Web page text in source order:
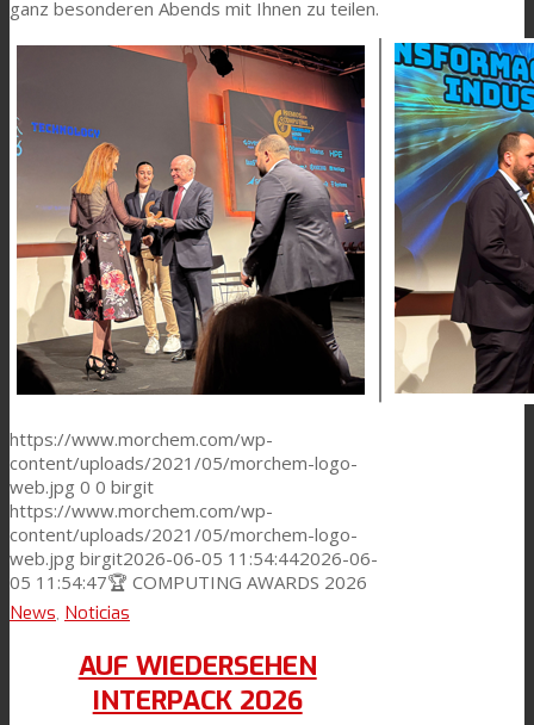
ganz besonderen Abends mit Ihnen zu teilen.
https://www.morchem.com/wp-
content/uploads/2021/05/morchem-logo-
web.jpg 0 0 birgit
https://www.morchem.com/wp-
content/uploads/2021/05/morchem-logo-
web.jpg birgit2026-06-05 11:54:442026-06-
05 11:54:47🏆 COMPUTING AWARDS 2026
News, Noticias
AUF WIEDERSEHEN
INTERPACK 2026